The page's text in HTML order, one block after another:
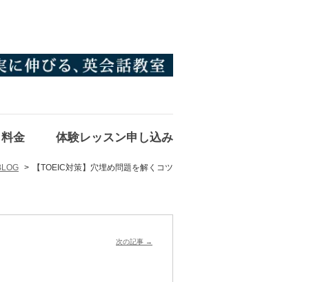
料金 体験レッスン申し込み
【TOEIC対策】穴埋め問題を解くコツ
次の記事 →